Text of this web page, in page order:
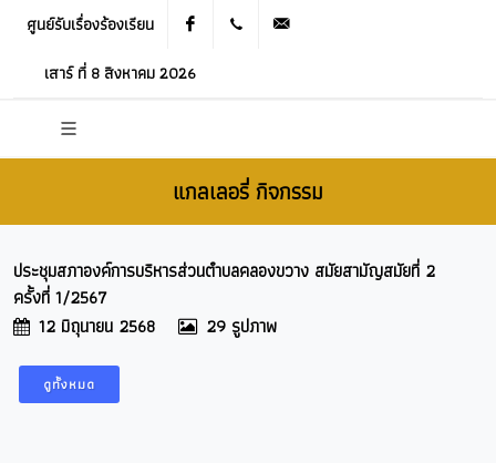
ศูนย์รับเรื่องร้องเรียน Facebook 021905536
เสาร์ ที่ 8 สิงหาคม 2026
แกลเลอรี่ กิจกรรม
ประชุมสภาองค์การบริหารส่วนตำบลคลองขวาง สมัยสามัญสมัยที่ 2
ครั้งที่ 1/2567
12 มิถุนายน 2568
29 รูปภาพ
ดูทั้งหมด